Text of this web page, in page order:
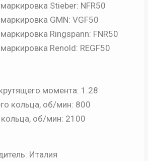
Stieber: NFR50
GMN: VGF50
Ringspann: FNR50
Renold: REGF50
момента: 1.28
кольца, об/мин: 800
об/мин: 2100
Италия